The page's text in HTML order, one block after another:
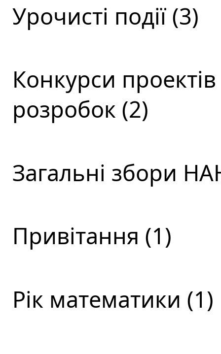
Урочисті події (3)
Конкурси
розробок (2)
Загальні збори
Привітання (1)
Рік математики (1)